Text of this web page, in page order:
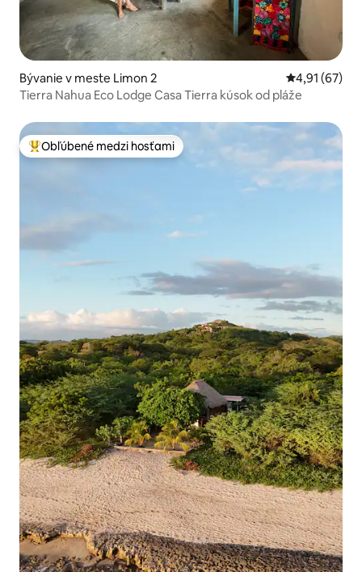
Bývanie v meste Limon 2 Priemerné
4,91 (67)
Tierra Nahua Eco Lodge Casa Tierra kúsok od pláže
Najobľúbenejšie medzi hosťami
Obľúbené medzi hosťami